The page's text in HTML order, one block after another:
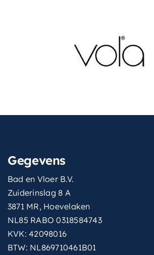
Gegevens
Bad en Vloer B.V.
Zuiderinslag 8 A
3871 MR, Hoevelaken
NL85 RABO 0318584743
KVK: 42098016
BTW: NL869710461B01